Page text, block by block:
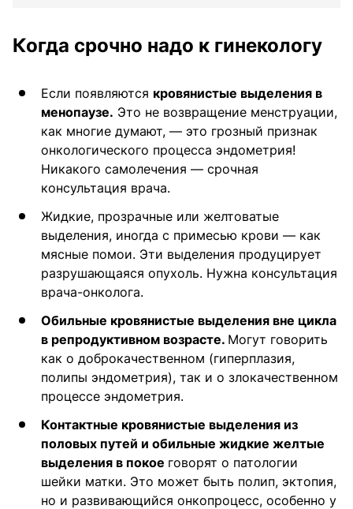
Когда срочно надо к гинекологу
Если появляются кровянистые выделения в
менопаузе. Это не возвращение менструации,
как многие думают, — это грозный признак
онкологического процесса эндометрия!
Никакого самолечения — срочная
консультация врача.
Жидкие, прозрачные или желтоватые
выделения, иногда с примесью крови — как
мясные помои. Эти выделения продуцирует
разрушающаяся опухоль. Нужна консультация
врача-онколога.
Обильные кровянистые выделения вне цикла
в репродуктивном возрасте. Могут говорить
как о доброкачественном (гиперплазия,
полипы эндометрия), так и о злокачественном
процессе эндометрия.
Контактные кровянистые выделения из
половых путей и обильные жидкие желтые
выделения в покое говорят о патологии
шейки матки. Это может быть полип, эктопия,
но и развивающийся онкопроцесс, особенно у